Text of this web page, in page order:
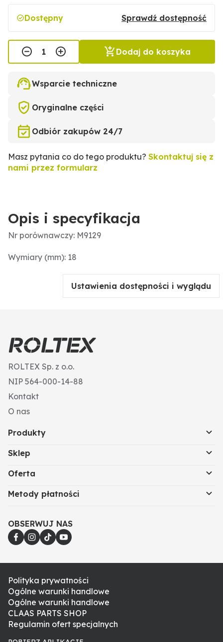
Dostępny Sprawdź dostępność
Dodaj do koszyka
Wsparcie techniczne
Oryginalne części
Odbiór zakupów 24/7
Masz pytania co do tego produktu? Skontaktuj się z
nami przez formularz
Opis i specyfikacja
Nr porównawczy: M9129
Wymiary (mm): 18
Ustawienia dostępności i wyglądu
ROLTEX Sp. z o.o.
NIP 564-000-14-88
Kontakt
O nas
Produkty
Sklep
Oferta
Metody płatności
OBSERWUJ NAS
Polityka prywatności
Ogólne warunki handlowe
Ogólne warunki handlowe
CLAAS PARTS SHOP
Regulamin ofert specjalnych